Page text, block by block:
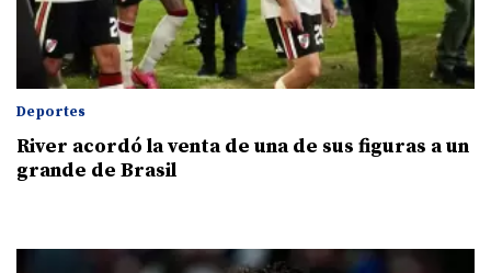
Deportes
River acordó la venta de una de sus figuras a un
grande de Brasil